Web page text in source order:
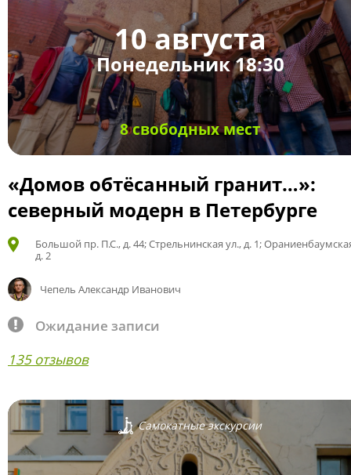
10 августа
Понедельник 18:30
8 свободных мест
«Домов обтёсанный гранит…»:
северный модерн в Петербурге
Большой пр. П.С., д. 44; Стрельнинская ул., д. 1;
д. 2
Чепель Александр Иванович
Ожидание записи
135 отзывов
Самокатные экскурсии